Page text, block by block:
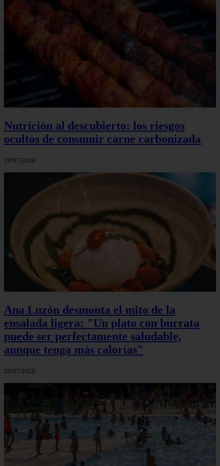
Nutrición al descubierto: los riesgos
ocultos de consumir carne carbonizada
24/07/2026
Ana Luzón desmonta el mito de la
ensalada ligera: "Un plato con burrata
puede ser perfectamente saludable,
aunque tenga más calorías"
23/07/2026